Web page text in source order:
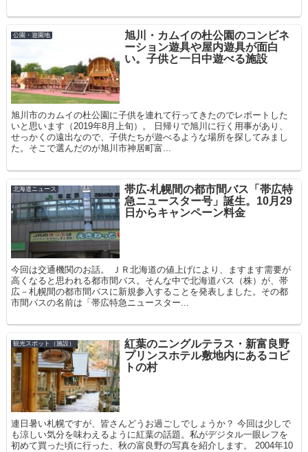
公園・遊園地
旭川・カムイの杜公園のコンビネ
ーション遊具や屋内遊具が面白
い。子供と一日中遊べる施設
旭川市のカムイの杜公園に子供を連れて行ってきたのでレポートした
いと思います（2019年8月上旬）。 日帰りで旭川に行く用事があり、
せっかくの遠出なので、子供たちが遊べるような場所を探してみまし
た。そこで選んだのが旭川市神居町富...
北海道ニュース
帯広-札幌間の都市間バス「帯広特
急ニュースター号」誕生。10月29
日からキャンペーン料金
今回は交通機関のお話。 ＪＲ北海道の値上げにより、ますます需要が
高くなると思われる都市間バス。そんな中で北海道バス（株）が、帯
広－札幌間の都市間バスに新規参入することを発表しました。その都
市間バスの名前は「帯広特急ニュースター...
観光スポット（施設）
紅葉のニングルテラス・新富良野
プリンスホテル敷地内にあるコビ
トの村
連日暑い札幌ですが、皆さんどうお過ごしでしょうか？ 今回は少しで
も涼しい気分を味わえるように紅葉の話題。私がデジタル一眼レフを
初めて買った頃に行った、秋の富良野の写真を紹介します。 2004年10